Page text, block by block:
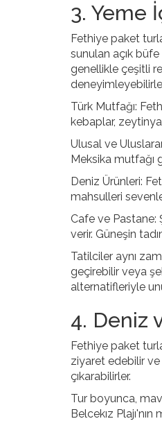
3. Yeme
Fethiye paket
sunulan açık
genellikle çeşitli
Türk Mutfağı:
kebaplar,
Ulusal ve
Meksika mutfağı
Deniz Ürünleri:
mahsulleri
Cafe ve Pastane:
verir. Güneşin
Tatilciler aynı
geçirebilir veya
alternatifleriyle
4. Deniz
Fethiye paket
ziyaret edebilir ve
çıkarabilirler.
Tur boyunca,
Belcekız